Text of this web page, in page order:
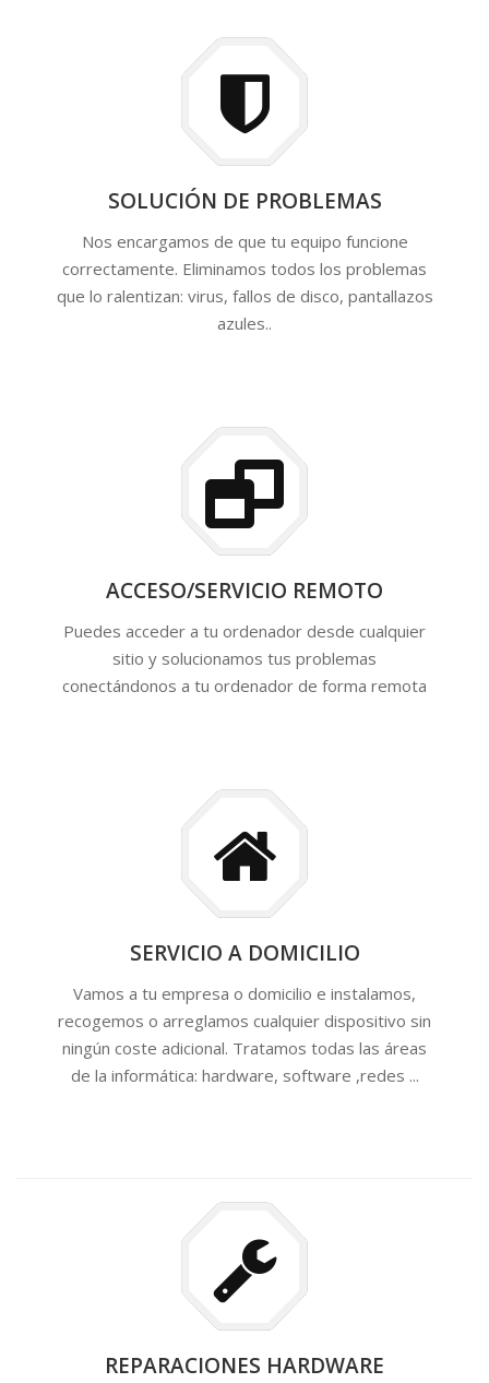
SOLUCIÓN DE PROBLEMAS
Nos encargamos de que tu equipo funcione
correctamente. Eliminamos todos los problemas
que lo ralentizan: virus, fallos de disco, pantallazos
azules..
ACCESO/SERVICIO REMOTO
Puedes acceder a tu ordenador desde cualquier
sitio y solucionamos tus problemas
conectándonos a tu ordenador de forma remota
SERVICIO A DOMICILIO
Vamos a tu empresa o domicilio e instalamos,
recogemos o arreglamos cualquier dispositivo sin
ningún coste adicional. Tratamos todas las áreas
de la informática: hardware, software ,redes ...
REPARACIONES HARDWARE